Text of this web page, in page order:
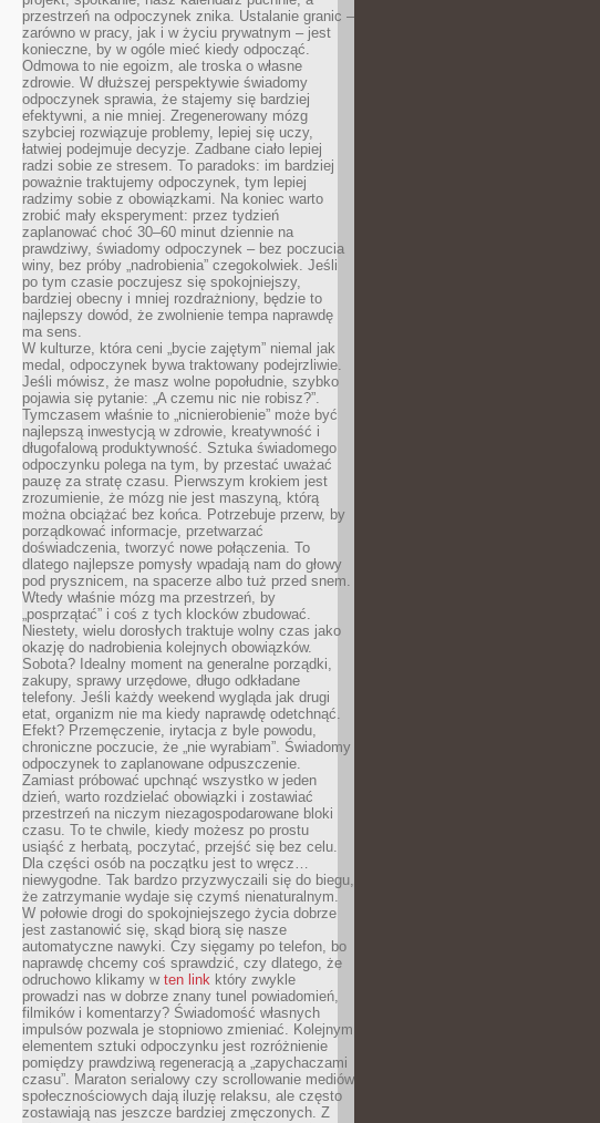
przestrzeń na odpoczynek znika. Ustalanie granic –
zarówno w pracy, jak i w życiu prywatnym – jest
konieczne, by w ogóle mieć kiedy odpocząć.
Odmowa to nie egoizm, ale troska o własne
zdrowie. W dłuższej perspektywie świadomy
odpoczynek sprawia, że stajemy się bardziej
efektywni, a nie mniej. Zregenerowany mózg
szybciej rozwiązuje problemy, lepiej się uczy,
łatwiej podejmuje decyzje. Zadbane ciało lepiej
radzi sobie ze stresem. To paradoks: im bardziej
poważnie traktujemy odpoczynek, tym lepiej
radzimy sobie z obowiązkami. Na koniec warto
zrobić mały eksperyment: przez tydzień
zaplanować choć 30–60 minut dziennie na
prawdziwy, świadomy odpoczynek – bez poczucia
winy, bez próby „nadrobienia” czegokolwiek. Jeśli
po tym czasie poczujesz się spokojniejszy,
bardziej obecny i mniej rozdrażniony, będzie to
najlepszy dowód, że zwolnienie tempa naprawdę
ma sens.
W kulturze, która ceni „bycie zajętym” niemal jak
medal, odpoczynek bywa traktowany podejrzliwie.
Jeśli mówisz, że masz wolne popołudnie, szybko
pojawia się pytanie: „A czemu nic nie robisz?”.
Tymczasem właśnie to „nicnierobienie” może być
najlepszą inwestycją w zdrowie, kreatywność i
długofalową produktywność. Sztuka świadomego
odpoczynku polega na tym, by przestać uważać
pauzę za stratę czasu. Pierwszym krokiem jest
zrozumienie, że mózg nie jest maszyną, którą
można obciążać bez końca. Potrzebuje przerw, by
porządkować informacje, przetwarzać
doświadczenia, tworzyć nowe połączenia. To
dlatego najlepsze pomysły wpadają nam do głowy
pod prysznicem, na spacerze albo tuż przed snem.
Wtedy właśnie mózg ma przestrzeń, by
„posprzątać” i coś z tych klocków zbudować.
Niestety, wielu dorosłych traktuje wolny czas jako
okazję do nadrobienia kolejnych obowiązków.
Sobota? Idealny moment na generalne porządki,
zakupy, sprawy urzędowe, długo odkładane
telefony. Jeśli każdy weekend wygląda jak drugi
etat, organizm nie ma kiedy naprawdę odetchnąć.
Efekt? Przemęczenie, irytacja z byle powodu,
chroniczne poczucie, że „nie wyrabiam”. Świadomy
odpoczynek to zaplanowane odpuszczenie.
Zamiast próbować upchnąć wszystko w jeden
dzień, warto rozdzielać obowiązki i zostawiać
przestrzeń na niczym niezagospodarowane bloki
czasu. To te chwile, kiedy możesz po prostu
usiąść z herbatą, poczytać, przejść się bez celu.
Dla części osób na początku jest to wręcz…
niewygodne. Tak bardzo przyzwyczaili się do biegu,
że zatrzymanie wydaje się czymś nienaturalnym.
W połowie drogi do spokojniejszego życia dobrze
jest zastanowić się, skąd biorą się nasze
automatyczne nawyki. Czy sięgamy po telefon, bo
naprawdę chcemy coś sprawdzić, czy dlatego, że
odruchowo klikamy w ten link który zwykle
prowadzi nas w dobrze znany tunel powiadomień,
filmików i komentarzy? Świadomość własnych
impulsów pozwala je stopniowo zmieniać. Kolejnym
elementem sztuki odpoczynku jest rozróżnienie
pomiędzy prawdziwą regeneracją a „zapychaczami
czasu”. Maraton serialowy czy scrollowanie mediów
społecznościowych dają iluzję relaksu, ale często
zostawiają nas jeszcze bardziej zmęczonych. Z